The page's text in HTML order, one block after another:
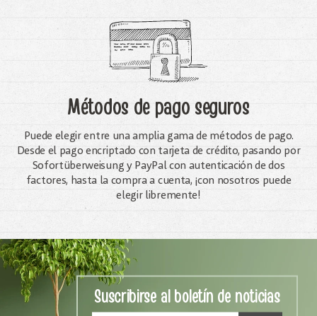
Métodos de pago seguros
Puede elegir entre una amplia gama de métodos de pago.
Desde el pago encriptado con tarjeta de crédito, pasando por
Sofortüberweisung y PayPal con autenticación de dos
factores, hasta la compra a cuenta, ¡con nosotros puede
elegir libremente!
Suscribirse al boletín de noticias